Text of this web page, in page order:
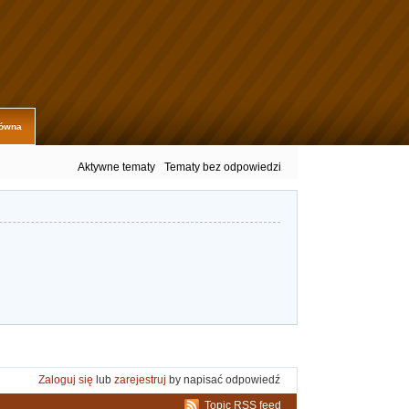
Aktywne tematy Tematy bez odpowiedzi
Zaloguj się lub zarejestruj by napisać odpowiedź
Topic RSS feed